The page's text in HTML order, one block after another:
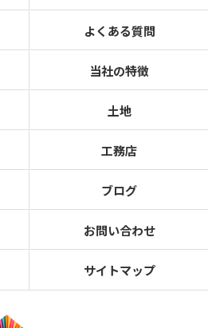
よくある質問
当社の特徴
土地
工務店
ブログ
お問い合わせ
サイトマップ